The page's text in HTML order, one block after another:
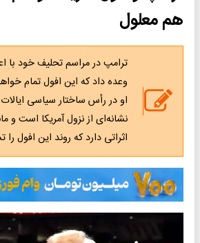
هم معلول
ترامپ در مراسم تحلیف خود با
وعده داد که این افول تمام
او در رأس ساختار سیاسی
نشانه‌ای از نزول آمریکا است و
اثراتی دارد که روند این افول